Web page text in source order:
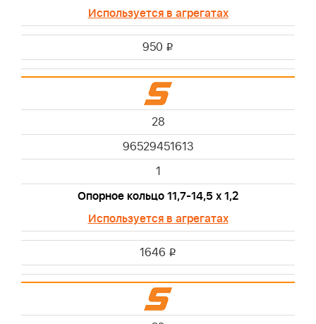
Используется в агрегатах
950 i
28
96529451613
1
Опорное кольцо 11,7-14,5 х 1,2
Используется в агрегатах
1646 i